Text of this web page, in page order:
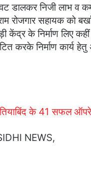
डालकर निजी लाभ व
रोजगार सहायक को
केंद्र के निर्माण लिए
करके निर्माण कार्य
के 41 सफल
NEWS,